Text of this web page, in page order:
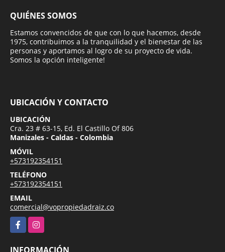
QUIÉNES SOMOS
Estamos convencidos de que con lo que hacemos, desde
1975, contribuimos a la tranquilidad y el bienestar de las
personas y aportamos al logro de su proyecto de vida.
Somos la opción inteligente!
UBICACIÓN Y CONTACTO
UBICACIÓN
Cra. 23 # 63-15, Ed. El Castillo Of 806
Manizales - Caldas - Colombia
MÓVIL
+573192354151
TELÉFONO
+573192354151
EMAIL
comercial@vopropiedadraiz.co
FacebookInstagram